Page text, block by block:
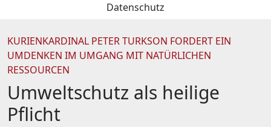
Datenschutz
KURIENKARDINAL PETER TURKSON FORDERT EIN
UMDENKEN IM UMGANG MIT NATÜRLICHEN
RESSOURCEN
Umweltschutz als heilige
Pflicht